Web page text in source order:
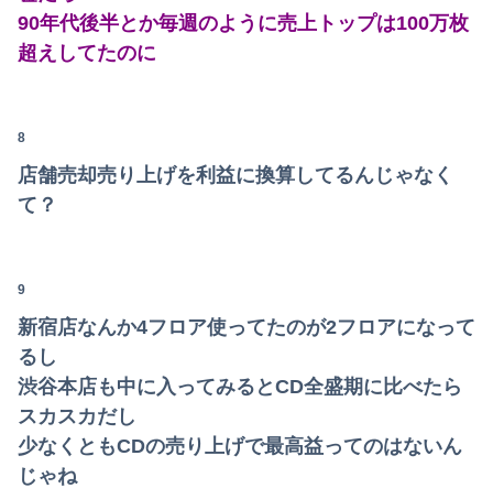
【朗報画像】現役JKママ、とんでもない事になってしまうｗｗｗｗｗｗｗｗｗｗｗｗ 【Pickup07091604】
【画像】まま「なんかプール入ってたら学生にめっちゃ見られたw」
90年代後半とか毎週のように売上トップは100万枚
超えしてたのに
8
店舗売却売り上げを利益に換算してるんじゃなく
て？
9
新宿店なんか4フロア使ってたのが2フロアになって
るし
渋谷本店も中に入ってみるとCD全盛期に比べたら
スカスカだし
少なくともCDの売り上げで最高益ってのはないん
じゃね